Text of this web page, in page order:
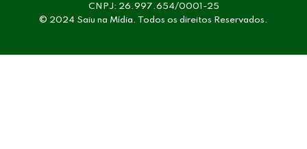
CNPJ: 26.997.654/0001-25
© 2024 Saiu na Mídia. Todos os direitos Reservados.